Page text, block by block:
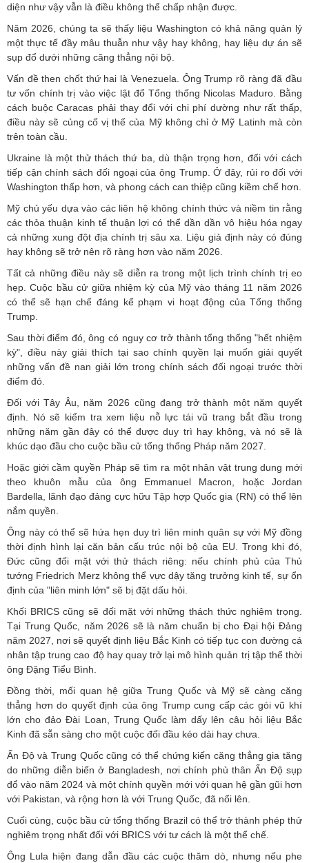
diện như vậy vẫn là điều không thể chấp nhận được.
Năm 2026, chúng ta sẽ thấy liệu Washington có khả năng quản lý
một thực tế đầy mâu thuẫn như vậy hay không, hay liệu dự án sẽ
sụp đổ dưới những căng thẳng nội bộ.
Vấn đề then chốt thứ hai là Venezuela. Ông Trump rõ ràng đã đầu
tư vốn chính trị vào việc lật đổ Tổng thống Nicolas Maduro. Bằng
cách buộc Caracas phải thay đổi với chi phí dường như rất thấp,
điều này sẽ củng cố vị thế của Mỹ không chỉ ở Mỹ Latinh mà còn
trên toàn cầu.
Ukraine là một thử thách thứ ba, dù thận trọng hơn, đối với cách
tiếp cận chính sách đối ngoại của ông Trump. Ở đây, rủi ro đối với
Washington thấp hơn, và phong cách can thiệp cũng kiềm chế hơn.
Mỹ chủ yếu dựa vào các liên hệ không chính thức và niềm tin rằng
các thỏa thuận kinh tế thuận lợi có thể dần dần vô hiệu hóa ngay
cả những xung đột địa chính trị sâu xa. Liệu giả định này có đúng
hay không sẽ trở nên rõ ràng hơn vào năm 2026.
Tất cả những điều này sẽ diễn ra trong một lịch trình chính trị eo
hẹp. Cuộc bầu cử giữa nhiệm kỳ của Mỹ vào tháng 11 năm 2026
có thể sẽ hạn chế đáng kể phạm vi hoạt động của Tổng thống
Trump.
Sau thời điểm đó, ông có nguy cơ trở thành tổng thống "hết nhiệm
kỳ", điều này giải thích tại sao chính quyền lại muốn giải quyết
những vấn đề nan giải lớn trong chính sách đối ngoại trước thời
điểm đó.
Đối với Tây Âu, năm 2026 cũng đang trở thành một năm quyết
định. Nó sẽ kiểm tra xem liệu nỗ lực tái vũ trang bắt đầu trong
những năm gần đây có thể được duy trì hay không, và nó sẽ là
khúc dạo đầu cho cuộc bầu cử tổng thống Pháp năm 2027.
Hoặc giới cầm quyền Pháp sẽ tìm ra một nhân vật trung dung mới
theo khuôn mẫu của ông Emmanuel Macron, hoặc Jordan
Bardella, lãnh đạo đảng cực hữu Tập hợp Quốc gia (RN) có thể lên
nắm quyền.
Ông này có thể sẽ hứa hẹn duy trì liên minh quân sự với Mỹ đồng
thời định hình lại căn bản cấu trúc nội bộ của EU. Trong khi đó,
Đức cũng đối mặt với thử thách riêng: nếu chính phủ của Thủ
tướng Friedrich Merz không thể vực dậy tăng trưởng kinh tế, sự ổn
định của "liên minh lớn" sẽ bị đặt dấu hỏi.
Khối BRICS cũng sẽ đối mặt với những thách thức nghiêm trọng.
Tại Trung Quốc, năm 2026 sẽ là năm chuẩn bị cho Đại hội Đảng
năm 2027, nơi sẽ quyết định liệu Bắc Kinh có tiếp tục con đường cá
nhân tập trung cao độ hay quay trở lại mô hình quản trị tập thể thời
ông Đặng Tiểu Bình.
Đồng thời, mối quan hệ giữa Trung Quốc và Mỹ sẽ càng căng
thẳng hơn do quyết định của ông Trump cung cấp các gói vũ khí
lớn cho đảo Đài Loan, Trung Quốc làm dấy lên câu hỏi liệu Bắc
Kinh đã sẵn sàng cho một cuộc đối đầu kéo dài hay chưa.
Ấn Độ và Trung Quốc cũng có thể chứng kiến ​​căng thẳng gia tăng
do những diễn biến ở Bangladesh, nơi chính phủ thân Ấn Độ sụp
đổ vào năm 2024 và một chính quyền mới với quan hệ gần gũi hơn
với Pakistan, và rộng hơn là với Trung Quốc, đã nổi lên.
Cuối cùng, cuộc bầu cử tổng thống Brazil có thể trở thành phép thử
nghiêm trọng nhất đối với BRICS với tư cách là một thể chế.
Ông Lula hiện đang dẫn đầu các cuộc thăm dò, nhưng nếu phe